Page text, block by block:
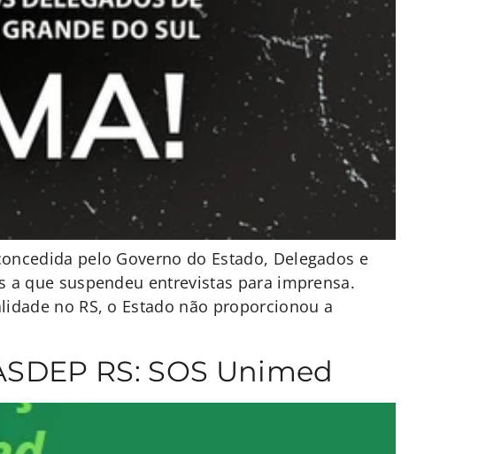
pelo Governo do Estado, Delegados e
que suspendeu entrevistas para imprensa.
no RS, o Estado não proporcionou a
RS: SOS Unimed